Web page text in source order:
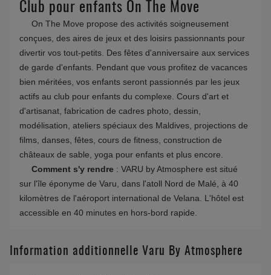
Club pour enfants On The Move
On The Move propose des activités soigneusement
conçues, des aires de jeux et des loisirs passionnants pour
divertir vos tout-petits. Des fêtes d'anniversaire aux services
de garde d'enfants. Pendant que vous profitez de vacances
bien méritées, vos enfants seront passionnés par les jeux
actifs au club pour enfants du complexe. Cours d'art et
d'artisanat, fabrication de cadres photo, dessin,
modélisation, ateliers spéciaux des Maldives, projections de
films, danses, fêtes, cours de fitness, construction de
châteaux de sable, yoga pour enfants et plus encore.
Comment s'y rendre : VARU by Atmosphere est situé
sur l'île éponyme de Varu, dans l'atoll Nord de Malé, à 40
kilomètres de l'aéroport international de Velana. L'hôtel est
accessible en 40 minutes en hors-bord rapide.
Information additionnelle Varu By Atmosphere